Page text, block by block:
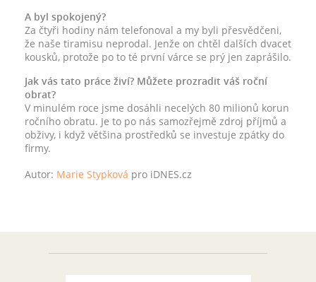
A byl spokojený?
Za čtyři hodiny nám telefonoval a my byli přesvědčeni,
že naše tiramisu neprodal. Jenže on chtěl dalších dvacet
kousků, protože po to té první várce se prý jen zaprášilo.
Jak vás tato práce živí? Můžete prozradit váš roční
obrat?
V minulém roce jsme dosáhli necelých 80 milionů korun
ročního obratu. Je to po nás samozřejmě zdroj příjmů a
obživy, i když většina prostředků se investuje zpátky do
firmy.
Autor: Marie Stypková pro iDNES.cz